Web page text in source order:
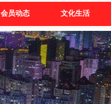
会员动态 文化生活